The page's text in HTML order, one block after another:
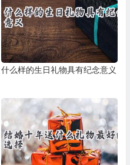
什么样的生日礼物具有纪念意义